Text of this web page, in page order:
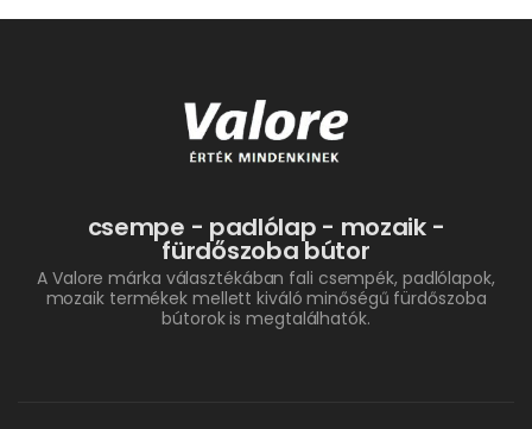
csempe - padlólap - mozaik -
fürdőszoba bútor
A Valore márka választékában fali csempék, padlólapok,
mozaik termékek mellett kiváló minőségű fürdőszoba
bútorok is megtalálhatók.